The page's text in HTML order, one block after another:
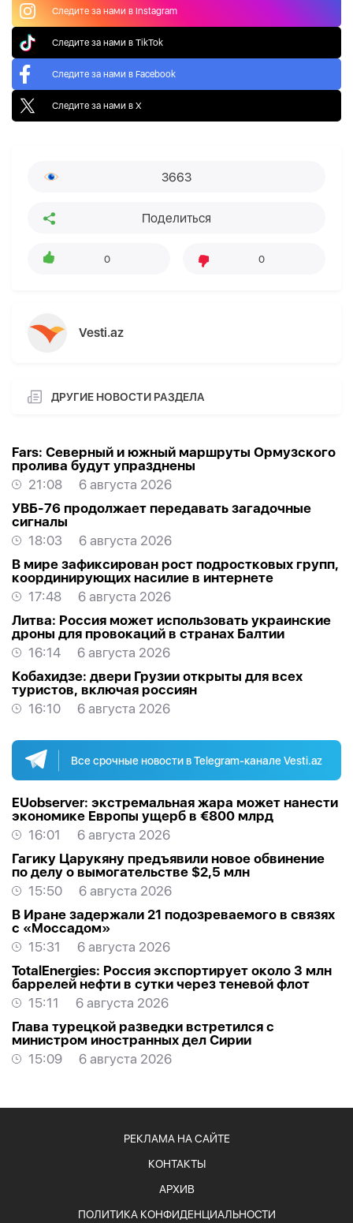
Следите за нами в Instagram
Следите за нами в TikTok
Следите за нами в Facebook
Следите за нами в X
3663
Поделиться
0 0
Vesti.az
ДРУГИЕ НОВОСТИ РАЗДЕЛА
Fars: Северный и южный маршруты Ормузского
пролива будут упразднены
21:08
6 августа 2026
УВБ-76 продолжает передавать загадочные
сигналы
18:03
6 августа 2026
В мире зафиксирован рост подростковых групп,
координирующих насилие в интернете
17:48
6 августа 2026
Литва: Россия может использовать украинские
дроны для провокаций в странах Балтии
16:14
6 августа 2026
Кобахидзе: двери Грузии открыты для всех
туристов, включая россиян
16:10
6 августа 2026
Все срочные новости в Telegram-канале Vesti.az
EUobserver: экстремальная жара может нанести
экономике Европы ущерб в €800 млрд
16:01
6 августа 2026
Гагику Царукяну предъявили новое обвинение
по делу о вымогательстве $2,5 млн
15:50
6 августа 2026
В Иране задержали 21 подозреваемого в связях
с «Моссадом»
15:31
6 августа 2026
TotalEnergies: Россия экспортирует около 3 млн
баррелей нефти в сутки через теневой флот
15:11
6 августа 2026
Глава турецкой разведки встретился с
министром иностранных дел Сирии
15:09
6 августа 2026
РЕКЛАМА НА САЙТЕ
КОНТАКТЫ
АРХИВ
ПОЛИТИКА КОНФИДЕНЦИАЛЬНОСТИ